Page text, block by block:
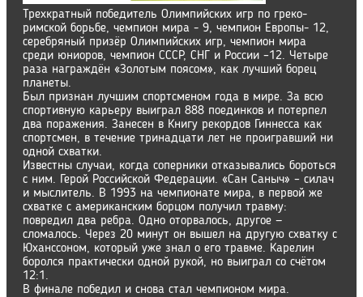
Трехкратный победитель Олимпийских игр по греко-
римской борьбе, чемпион мира - 9, чемпион Европы- 12,
серебряный призёр Олимпийских игр, чемпион мира
среди юниоров, чемпион СССР, СНГ и России –12. Четыре
раза награждён «Золотым поясом», как лучший борец
планеты.
Был признан лучшим спортсменом года в мире. За всю
спортивную карьеру выиграл 888 поединков и потерпел
два поражения. Занесен в Книгу рекордов Гиннесса как
спортсмен, в течение тринадцати лет не проигравший ни
одной схватки.
Известны случаи, когда соперники отказывались бороться
с ним. Герой Российской Федерации. «Сан Саныч» – силач
и мыслитель. В 1993 на чемпионате мира, в первой же
схватке с американским борцом получил травму:
повредил два ребра. Одно оторвалось, другое —
сломалось. Через 20 минут он вышел на другую схватку с
Юханссоном, который уже знал о его травме. Карелин
боролся практически одной рукой, но выиграл со счётом
12:1.
В финале победил и снова стал чемпионом мира.